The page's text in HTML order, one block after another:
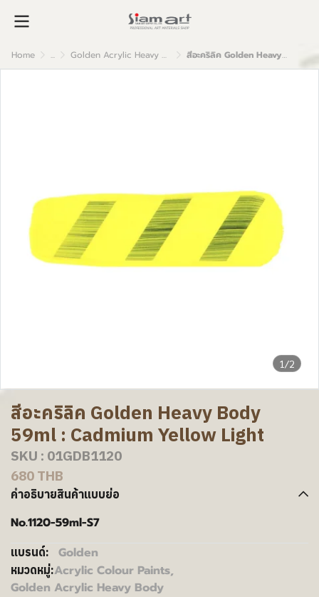
Home ... Golden Acrylic Heavy Body สีอะคริลิค Golden Heavy Body 59ml : Cadmium Yellow Light
1/2
สีอะคริลิค Golden Heavy Body
59ml : Cadmium Yellow Light
SKU : 01GDB1120
680 THB
คำอธิบายสินค้าแบบย่อ
No.1120-59ml-S7
แบรนด์: Golden
หมวดหมู่:Acrylic Colour Paints,
Golden Acrylic Heavy Body